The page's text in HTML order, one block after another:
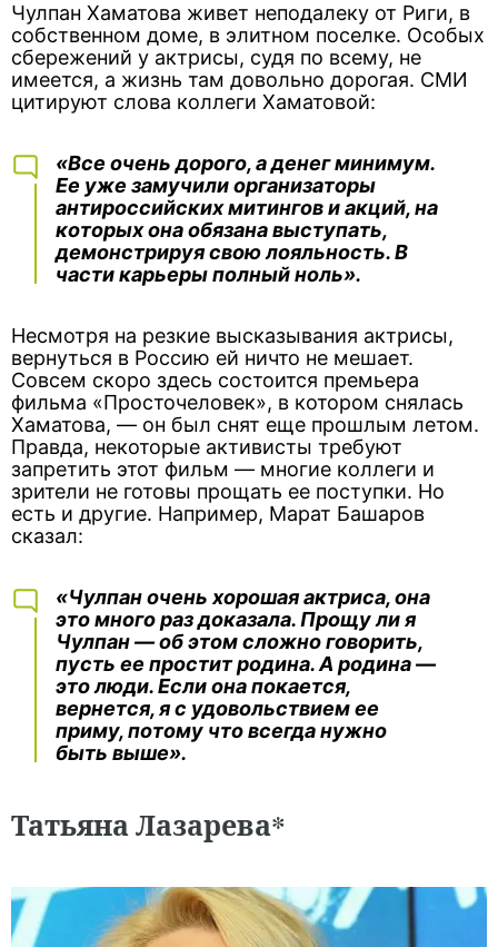
Чулпан Хаматова живет неподалеку от Риги, в
собственном доме, в элитном поселке. Особых
сбережений у актрисы, судя по всему, не
имеется, а жизнь там довольно дорогая. СМИ
цитируют слова коллеги Хаматовой:
«Все очень дорого, а денег минимум.
Ее уже замучили организаторы
антироссийских митингов и акций, на
которых она обязана выступать,
демонстрируя свою лояльность. В
части карьеры полный ноль».
Несмотря на резкие высказывания актрисы,
вернуться в Россию ей ничто не мешает.
Совсем скоро здесь состоится премьера
фильма «Просточеловек», в котором снялась
Хаматова, — он был снят еще прошлым летом.
Правда, некоторые активисты требуют
запретить этот фильм — многие коллеги и
зрители не готовы прощать ее поступки. Но
есть и другие. Например, Марат Башаров
сказал:
«Чулпан очень хорошая актриса, она
это много раз доказала. Прощу ли я
Чулпан — об этом сложно говорить,
пусть ее простит родина. А родина —
это люди. Если она покается,
вернется, я с удовольствием ее
приму, потому что всегда нужно
быть выше».
Татьяна Лазарева*